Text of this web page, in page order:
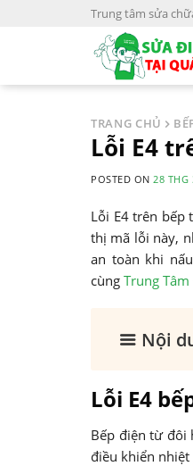
Trung tâm sửa
TRANG CHỦ
Lỗi E4
POSTED ON28 THG
Lỗi E4 trên bếp
thị mã lỗi này,
an toàn khi
cùng Trung
Nội
Lỗi E4
Bếp điện từ đôi
điều khiển